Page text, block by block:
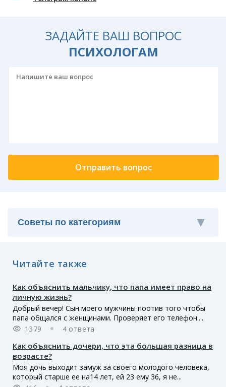
ЗАДАЙТЕ ВАШ ВОПРОС
ПСИХОЛОГАМ
Читайте также
Как объяснить мальчику, что папа имеет право на
личную жизнь?
Добрый вечер! Сын моего мужчины поотив того чтобы
папа общался с женщинами. Проверяет его телефон....
1379
4 ответа
Как объяснить дочери, что эта большая разница в
возрасте?
Моя дочь выходит замуж за своего молодого человека,
который старше ее на14 лет, ей 23 ему 36, я не...